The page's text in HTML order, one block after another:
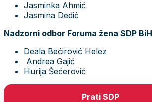
Jasminka Ahmić
Jasmina Dedić
Nadzorni odbor Foruma žena SDP BiH
Deala Bećirović Helez
Andrea Gajić
Hurija Šećerović
Prati SDP